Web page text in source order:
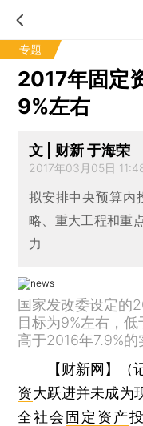
专题
2017年固定
9%左右
文 | 财新 于海荣
2017年03月05日
拟安排中央预算内
略、重大工程和重
力
国家发改委设定的
目标为9%左右，
高于2016年7.9%的
【财新网】（
资大跃进并未成为
全社会 固定资产